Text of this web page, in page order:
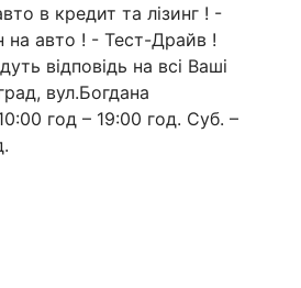
в кредит та лізинг ! -
на авто ! - Тест-Драйв !
відповідь на всі Ваші
вул.Богдана
год – 19:00 год. Суб. –